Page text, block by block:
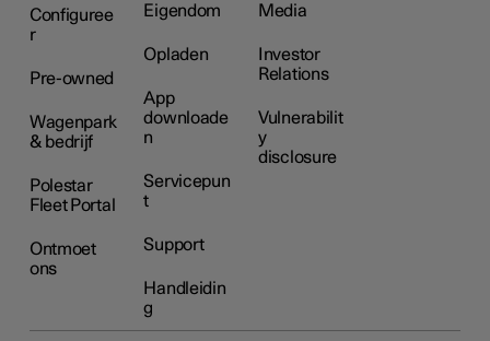
Configuree
r
Pre-owned
Wagenpark
& bedrijf
Polestar
Fleet Portal
Ontmoet
ons
Eigendom
Opladen
App
downloade
n
Servicepun
t
Support
Handleidin
g
Media
Investor
Relations
Vulnerabilit
y
disclosure